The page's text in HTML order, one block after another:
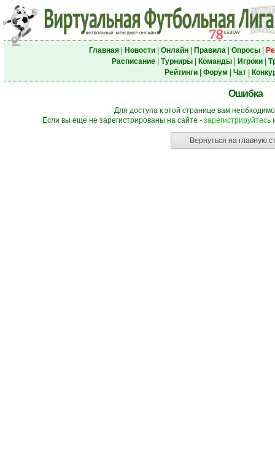
Главная| Новости| Онлайн| Правила| Опросы|
Расписание| Турниры| Команды| Игроки|
Рейтинги| Форум Чат|
Ошибка
Для доступа к этой странице вам
Если вы еще не зарегистрированы на сайте - зарегистрируйтесь
Вернуться на главную